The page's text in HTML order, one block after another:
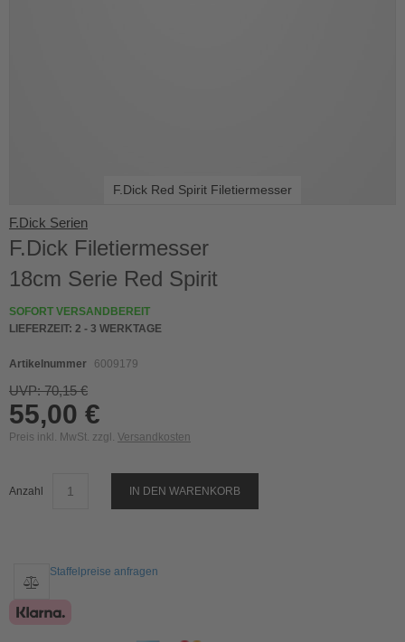
F.Dick Serien
F.Dick Filetiermesser
18cm Serie Red Spirit
SOFORT VERSANDBEREIT
LIEFERZEIT: 2 - 3 WERKTAGE
Artikelnummer 6009179
UVP: 70,15 €
55,00 €
Preis inkl. MwSt. zzgl. Versandkosten
Anzahl IN DEN WARENKORB
Staffelpreise anfragen
F.Dick Red Spirit Filetiermesser
to
the
images
gallery